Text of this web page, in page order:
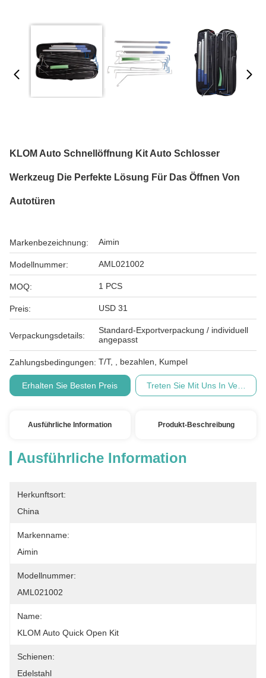
KLOM Auto Schnellöffnung Kit Auto Schlosser
Werkzeug Die Perfekte Lösung Für Das Öffnen Von
Autotüren
Markenbezeichnung: Aimin
Modellnummer: AML021002
MOQ: 1 PCS
Preis: USD 31
Verpackungsdetails:
Standard-Exportverpackung / individuell
angepasst
Zahlungsbedingungen: T/T, , bezahlen, Kumpel
Erhalten Sie Besten Preis Treten Sie Mit Uns In
Ausführliche Information Produkt-Beschreibung
Ausführliche Information
Herkunftsort:
China
Markenname:
Aimin
Modellnummer:
AML021002
Name:
KLOM Auto Quick Open Kit
Schienen:
Edelstahl